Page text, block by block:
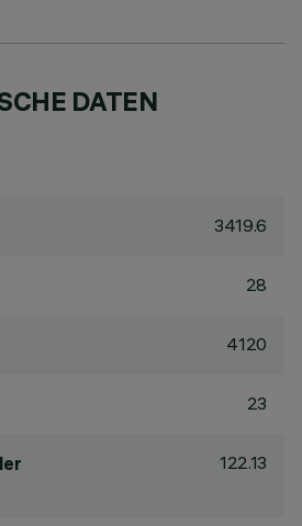
DATEN
3419.6
28
4120
23
122.13